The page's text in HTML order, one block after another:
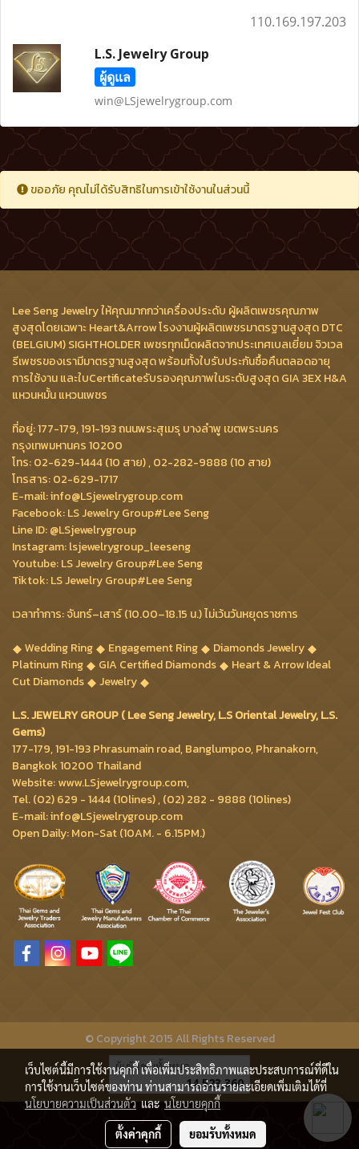
110.169.197.203
L.S. Jewelry Group
ผู้ดูแล
win@LSjewelrygroup.com
ขออภัย คุณไม่ได้รับสิทธิในการเข้าใช้งานในส่วนนี้
Lee Seng Jewelry ให้คุณมากกว่าเครื่องประดับ ผู้ผลิตเพชรคุณภาพ
สูงสุดโดยเฉพาะ Heart&Arrow โรงงานผู้ผลิตเพชรมาตรฐานสูงสุด DTC
(BELGIUM) SIGHTHOLDER เพชรทุกเม็ดผลิตจากประเทศเบลเยี่ยม จิวเวล
รีเพชรของเรามีมาตรฐานสูงสุด พร้อมทั้งใบรับประกันซื้อคืนตลอดอายุ
การใช้งาน และใบCertificateรับรองคุณภาพในระดับสูงสุด GIA 3EX H&A
แหวนหมั้น แหวนเพชร
ที่อยู่: 177-179, 191-193 ถนนพระสุเมรุ บางลำพู เขตพระนคร
กรุงเทพมหานคร 10200
โทร: 02-629-1444 (10 สาย) , 02-282-9888 (10 สาย)
โทรสาร: 02-629-1717
E-mail: info@LSjewelrygroup.com
Facebook: LS Jewelry Group#Lee Seng
Line ID: @LSjewelrygroup
Instagram: lsjewelrygroup_leeseng
Youtube: LS Jewelry Group#Lee Seng
Tiktok: LS Jewelry Group#Lee Seng
เวลาทำการ: จันทร์–เสาร์ (10.00–18.15 น.) ไม่เว้นวันหยุดราชการ
Wedding Ring
Engagement Ring
Diamonds Jewelry
Platinum Ring
GIA Certified Diamonds
Heart & Arrow Ideal
Cut Diamonds
Jewelry
L.S. JEWELRY GROUP ( Lee Seng Jewelry, L.S Oriental Jewelry, L.S.
Gems)
177-179, 191-193 Phrasumain road, Banglumpoo, Phranakorn,
Bangkok 10200 Thailand
Website: www.LSjewelrygroup.com,
Tel. (02) 629 - 1444 (10lines) , (02) 282 - 9888 (10lines)
E-mail: info@LSjewelrygroup.com
Open Daily: Mon-Sat (10AM. - 6.15PM.)
© Copyright 2015 All Rights Reserved
ผู้เข้าชมทั้งหมด
14,523,360
เว็บไซต์นี้มีการใช้งานคุกกี้ เพื่อเพิ่มประสิทธิภาพและประสบการณ์ที่ดีใน
การใช้งานเว็บไซต์ของท่าน ท่านสามารถอ่านรายละเอียดเพิ่มเติมได้ที่
นโยบายความเป็นส่วนตัวและนโยบายคุกกี้
ตั้งค่าคุกกี้ ยอมรับทั้งหมด